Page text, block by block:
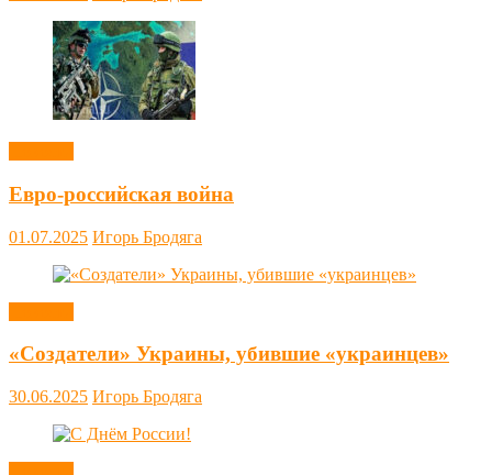
Евро-российская война
01.07.2025 Игорь Бродяга
«Создатели» Украины, убившие «украинцев»
30.06.2025 Игорь Бродяга